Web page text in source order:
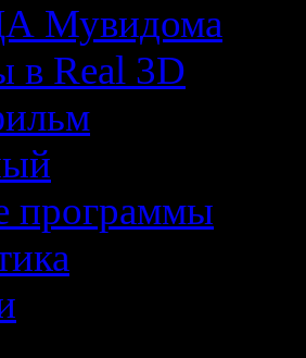
Мувидома
в Real 3D
программы